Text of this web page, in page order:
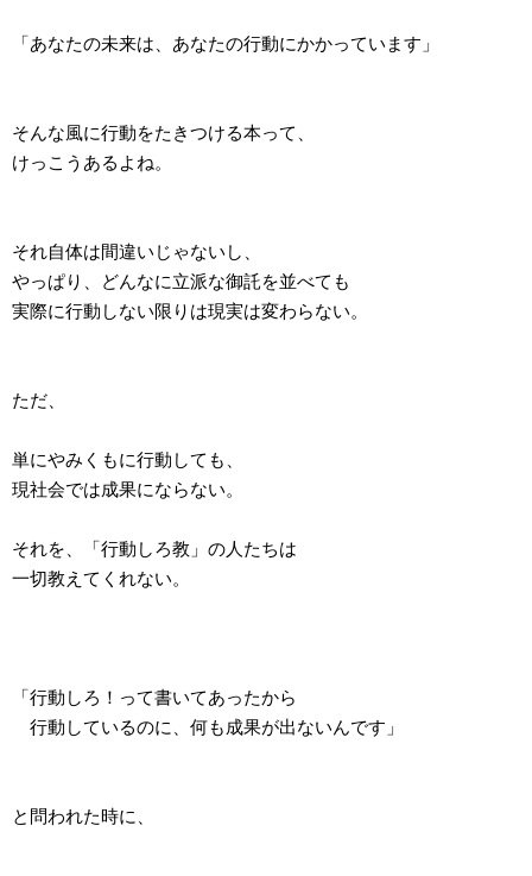
「あなたの未来は、あなたの行動にかかっています」
そんな風に行動をたきつける本って、
けっこうあるよね。
それ自体は間違いじゃないし、
やっぱり、どんなに立派な御託を並べても
実際に行動しない限りは現実は変わらない。
ただ、
単にやみくもに行動しても、
現社会では成果にならない。
それを、「行動しろ教」の人たちは
一切教えてくれない。
「行動しろ！って書いてあったから
行動しているのに、何も成果が出ないんです」
と問われた時に、